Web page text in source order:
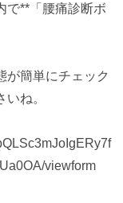
で**「腰痛診断ボ
が簡単にチェック
ね。
viewform